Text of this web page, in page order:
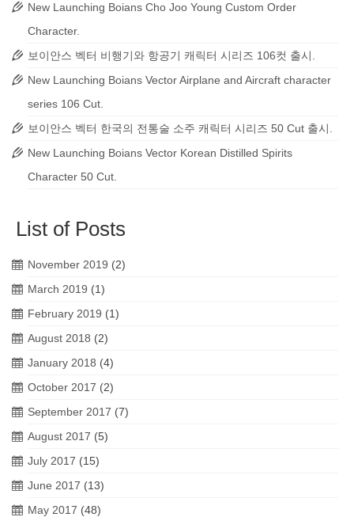
New Launching Boians Cho Joo Young Custom Order
Character.
보이안스 벡터 비행기와 항공기 캐릭터 시리즈 106컷 출시.
New Launching Boians Vector Airplane and Aircraft character
series 106 Cut.
보이안스 벡터 한국의 전통술 소주 캐릭터 시리즈 50 Cut 출시.
New Launching Boians Vector Korean Distilled Spirits
Character 50 Cut.
List of Posts
November 2019 (2)
March 2019 (1)
February 2019 (1)
August 2018 (2)
January 2018 (4)
October 2017 (2)
September 2017 (7)
August 2017 (5)
July 2017 (15)
June 2017 (13)
May 2017 (48)